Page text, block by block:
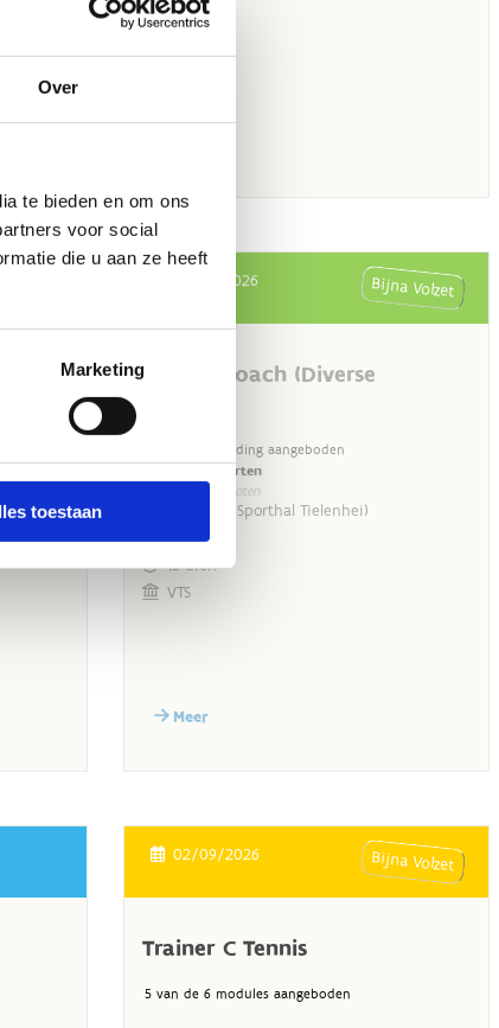
Over
te bieden en om ons
voor social
die u aan ze heeft
Marketing
toestaan